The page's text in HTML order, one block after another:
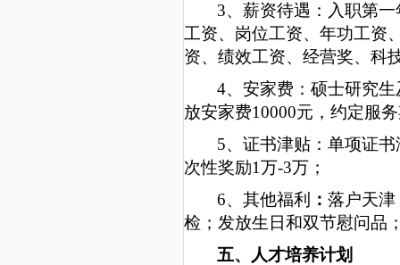
3、薪资待遇：入职第
工资、岗位工资、年功工资
资、绩效工资、经营奖、科
4、安家费：硕士研究
放安家费10000元，约定服
5、证书津贴：单项证
次性奖励1万-3万；
6、其他福利 ： 落户天
检；发放生日和双节慰问品
五、人才培养计划